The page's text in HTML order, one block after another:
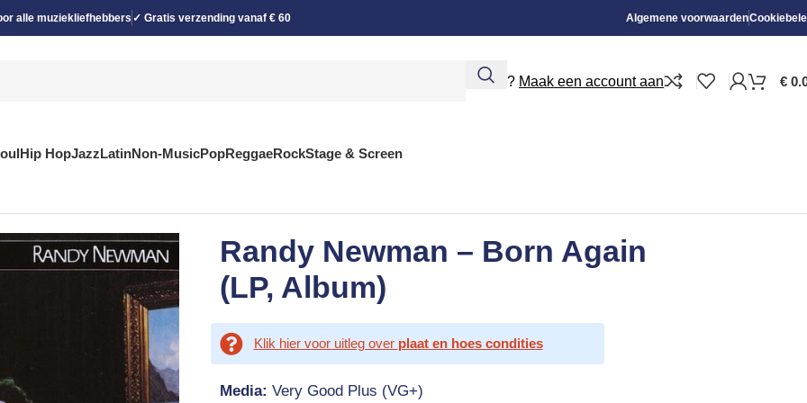
alle muziekliefhebbers ✓ Gratis verzending vanaf € 60 Algemene voorwaarden
Nieuw? Maak een account aan €
Hip HopJazzLatinNon-MusicPopReggaeRockStage & Screen
Randy Newman – Born Again
(LP, Album)
Klik hier voor uitleg over plaat en hoes condities
Media: Very Good Plus (VG+)